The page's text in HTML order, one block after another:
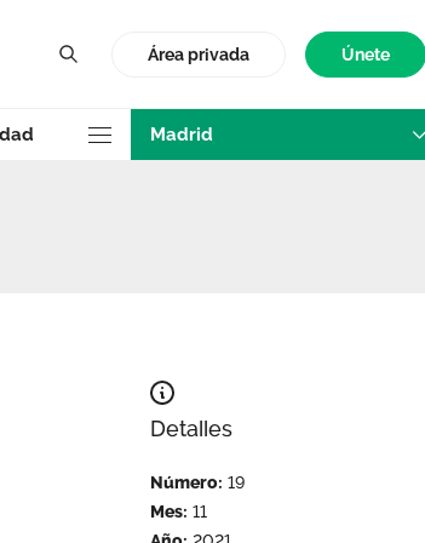
Área privada
Únete
Madrid
- Madrid
Detalles
Número: 19
Mes: 11